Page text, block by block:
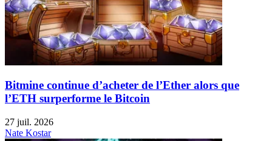
Bitmine continue d’acheter de l’Ether alors que
l’ETH surperforme le Bitcoin
27 juil. 2026
Nate Kostar